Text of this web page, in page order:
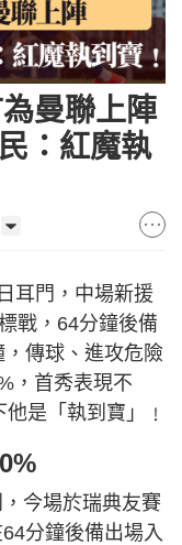
曼聯上陣
：紅魔執
耳門，中場新援
戰，64分鐘後備
傳球、進攻危險
，首秀表現不
是「執到寶」﹗
今場於瑞典友賽
分鐘後備出場入